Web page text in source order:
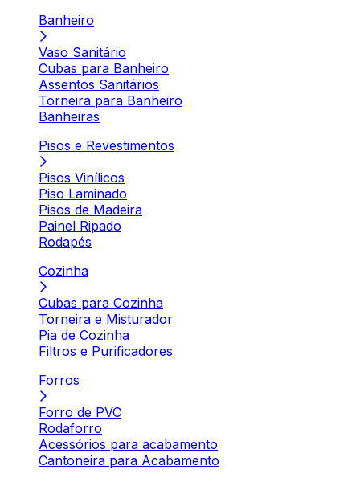
Banheiro
Vaso Sanitário
Cubas para Banheiro
Assentos Sanitários
Torneira para Banheiro
Banheiras
Pisos e Revestimentos
Pisos Vinílicos
Piso Laminado
Pisos de Madeira
Painel Ripado
Rodapés
Cozinha
Cubas para Cozinha
Torneira e Misturador
Pia de Cozinha
Filtros e Purificadores
Forros
Forro de PVC
Rodaforro
Acessórios para acabamento
Cantoneira para Acabamento